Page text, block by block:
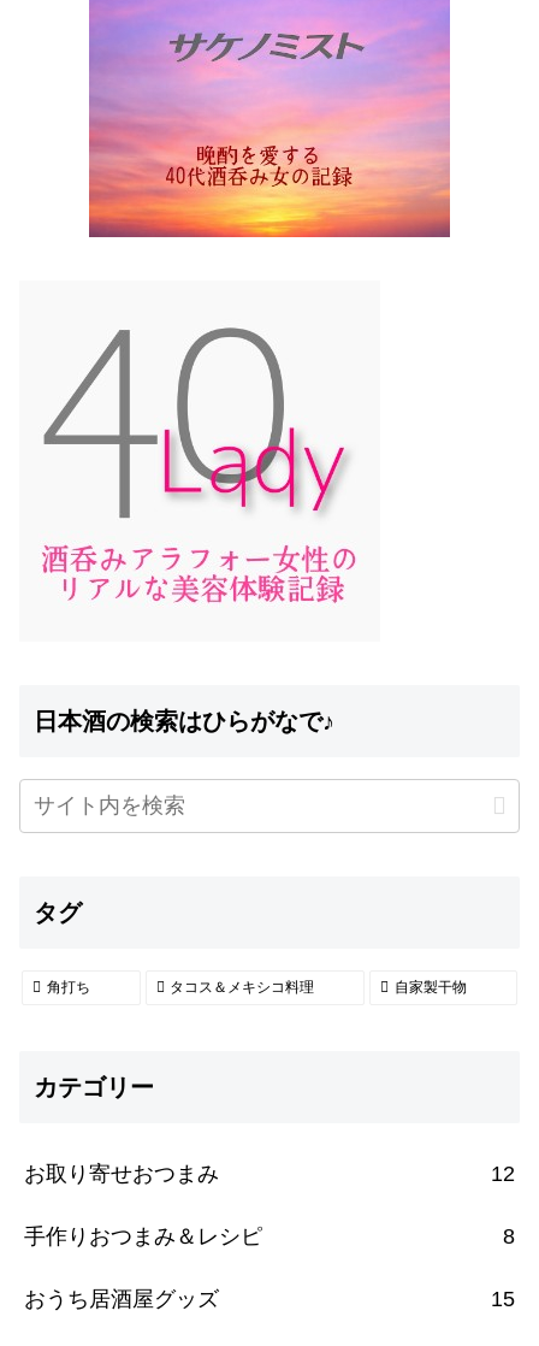
日本酒の検索はひらがなで♪
タグ
角打ち タコス＆メキシコ料理 自家製干物
カテゴリー
お取り寄せおつまみ 12
手作りおつまみ＆レシピ 8
おうち居酒屋グッズ 15